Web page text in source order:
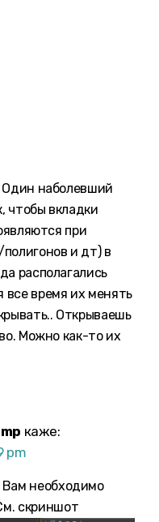
Один наболевший
чтобы вкладки
при
и дт) в
располагались
все время их менять
Открываешь
Можно как-то их
каже:
pm
Вам необходимо
скриншот